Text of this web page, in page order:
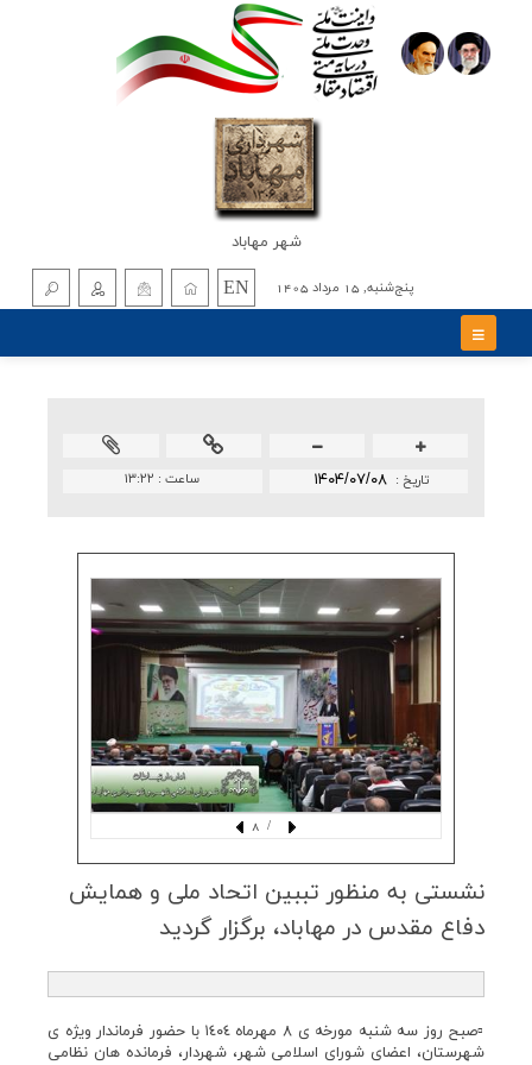
شهر مهاباد
پنج‌شنبه, 15 مرداد 1405 EN
ساعت : ۱۳:۲۲ تاريخ : ۱۴۰۴/۰۷/۰۸
/ 8
نشستی بە منظور تببین اتحاد ملی و همایش
دفاع مقدس در مهاباد، برگزار گردید
▫️صبح روز سە شنبە مورخە ی ٨ مهرماە ١٤٠٤ با حضور فرماندار ویژه ی
شهرستان، اعضای شورای اسلامی شهر، شهردار، فرمانده هان نظامی